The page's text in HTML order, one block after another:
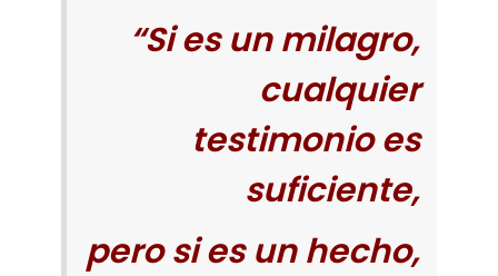
“Si es un milagro,
cualquier
testimonio es
suficiente,
pero si es un hecho,